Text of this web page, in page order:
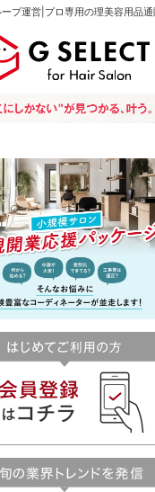
プ運営|プロ専用の理美容用品